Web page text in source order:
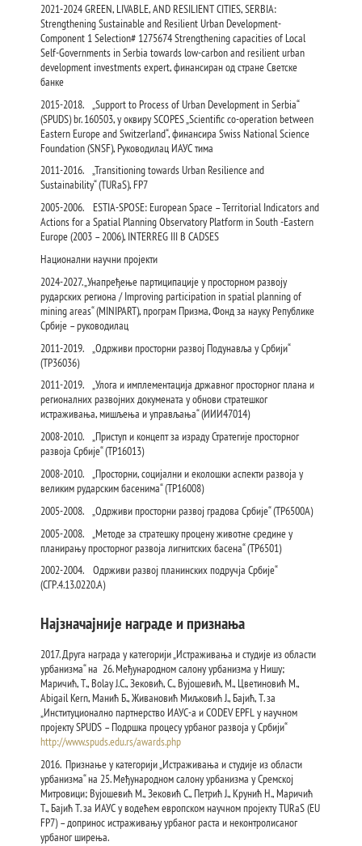
2021-2024 GREEN, LIVABLE, AND RESILIENT CITIES, SERBIA:
Strengthening Sustainable and Resilient Urban Development-
Component 1 Selection# 1275674 Strengthening capacities of Local
Self-Governments in Serbia towards low-carbon and resilient urban
development investments expert, финансиран од стране Светске
банке
2015-2018. „Support to Process of Urban Development in Serbia“
(SPUDS) br. 160503, у оквиру SCOPES „Scientific co-operation between
Eastern Europe and Switzerland“, финансира Swiss National Science
Foundation (SNSF), Руководилац ИАУС тима
2011-2016. „Transitioning towards Urban Resilience and
Sustainability“ (TURaS), FP7
2005-2006. ESTIA-SPOSE: European Space – Territorial Indicators and
Actions for a Spatial Planning Observatory Platform in South -Eastern
Europe (2003 – 2006), INTERREG III B CADSES
Национални научни пројекти
2024-2027. „Унапређење партиципације у просторном развоју
рударских региона / Improving participation in spatial planning of
mining areas“ (MINIPART), програм Призма, Фонд за науку Републике
Србије – руководилац
2011-2019. „Одрживи просторни развој Подунавља у Србији“
(ТР36036)
2011-2019. „Улога и имплементација државног просторног плана и
регионалних развојних докумената у обнови стратешког
истраживања, мишљења и управљања“ (ИИИ47014)
2008-2010. „Приступ и концепт за израду Стратегије просторног
развоја Србије“ (ТР16013)
2008-2010. „Просторни, социјални и еколошки аспекти развоја у
великим рударским басенима“ (ТР16008)
2005-2008. „Одрживи просторни развој градова Србије“ (ТР6500А)
2005-2008. „Методе за стратешку процену животне средине у
планирању просторног развоја лигнитских басена“ (ТР6501)
2002-2004. Одрживи развој планинских подручја Србије“
(СГР.4.13.0220.А)
Најзначајније награде и признања
2017. Друга награда у категорији „Истраживања и студије из области
урбанизма“ на 26. Mеђународном салону урбанизма у Нишу;
Маричић, Т., Bolay J.C., Зековић, С., Вујошевић, М., Цветиновић М.,
Abigail Kern, Манић Б., Живановић Миљковић Ј., Бајић, Т. за
„Институционално партнерство ИАУС-а и CODEV EPFL у научном
пројекту SPUDS – Подршка процесу урбаног развоја у Србији“
http://www.spuds.edu.rs/awards.php
2016. Признање у категорији „Истраживања и студије из области
урбанизма“ на 25. Међународном салону урбанизма у Сремској
Митровици; Вујошевић М., Зековић С., Петрић Ј., Крунић Н., Маричић
Т., Бајић Т. за ИАУС у водећем европском научном пројекту TURaS (EU
FP7) – допринос истраживању урбаног раста и неконтролисаног
урбаног ширења.